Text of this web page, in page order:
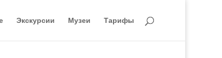
Экскурсии Музеи Тарифы